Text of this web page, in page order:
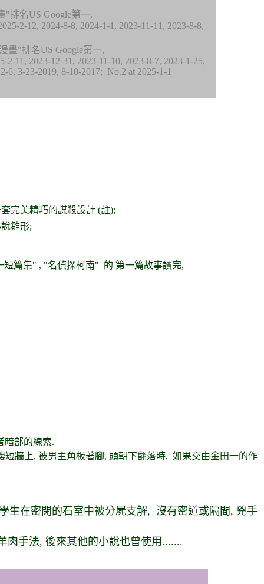
"排名US Google第一,
2-12, 2024-8-8, 2024-1-1, 2023-11-11, 2023-8-8,
畫"排名US Google第一,
2-11, 2023-12-31, 2023-11-10, 2023-8-7, 2023-1-25,
6, 3-23-2019, 8-10-2017; No.2 at 2025-1-1
完美精巧的謀殺設計 (註);
雛形;
短篇集" , "名偵探柯南" 的 第一篇故事讀完,
暗部的線索.
短牆上, 被男主角板著腳, 頭朝下翻落時, 如果交由金田一的作
生在密閉的石室中被分屍支解, 沒有密道或隔間, 兇手
肉手法, 後來其他的小說也曾使用.......